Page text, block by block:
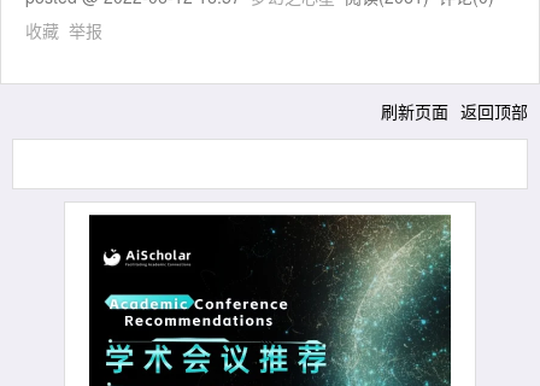
收藏 举报
刷新页面 返回顶部